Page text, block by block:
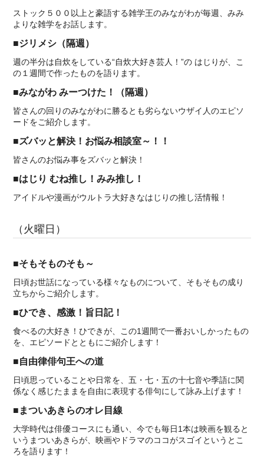
ストック５００以上と豪語する雑学王のみながわが毎週、みみ
よりな雑学をお話します。
■ジリメシ（隔週）
週の半分は自炊をしている“自炊大好き芸人！”の はじりが、こ
の１週間で作ったものを語ります。
■みながわ みーつけた！（隔週）
皆さんの回りのみながわに勝るとも劣らないウザイ人のエピソ
ードをご紹介します。
■ズバッと解決！お悩み相談室～！！
皆さんのお悩み事をズバッと解決！
■はじり むね推し！みみ推し！
アイドルや漫画がウルトラ大好きなはじりの推し活情報！
（火曜日）
■そもそものそも～
日頃お世話になっている様々なものについて、そもそもの成り
立ちからご紹介します。
■ひでき、感激！旨日記！
食べるの大好き！ひできが、この1週間で一番おいしかったもの
を、エピソードとともにご紹介します！
■自由律俳句王への道
日頃思っていることや日常を、五・七・五の十七音や季語に関
係なく感じたままを自由に表現する俳句にして詠み上げます！
■まついあきらのオレ目線
大学時代は俳優コースにも通い、今でも毎日1本は映画を観ると
いうまついあきらが、映画やドラマのココがスゴイというとこ
ろを語ります！